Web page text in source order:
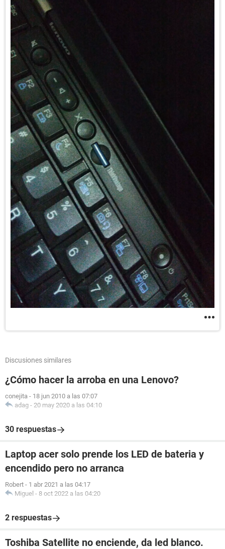
Discusiones similares
¿Cómo hacer la arroba en una Lenovo?
conejita - 18 jun 2010 a las 07:07
adag - 20 may 2020 a las 04:10
30 respuestas
Laptop acer solo prende los LED de bateria y
encendido pero no arranca
Robert - 1 abr 2021 a las 04:17
Miguel - 8 oct 2022 a las 04:20
2 respuestas
Toshiba Satellite no enciende, da led blanco.